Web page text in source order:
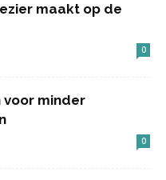
maakt op de
0
voor minder
0